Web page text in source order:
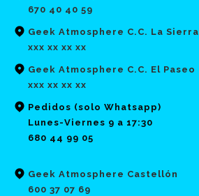
670 40 40 59
Geek Atmosphere C.C. La Sierra
xxx xx xx xx
Geek Atmosphere C.C. El Paseo
xxx xx xx xx
Pedidos (solo Whatsapp)
Lunes-Viernes 9 a 17:30
680 44 99 05
Geek Atmosphere Castellón
600 37 07 69